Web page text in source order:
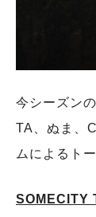
今シーズン
TA、ぬま、
ムによるト
SOMECITY